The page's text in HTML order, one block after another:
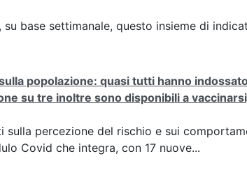
su base settimanale, questo insieme di
popolazione: quasi tutti hanno
su tre inoltre sono disponibili a
percezione del rischio e sui
Covid che integra, con 17 nuove...